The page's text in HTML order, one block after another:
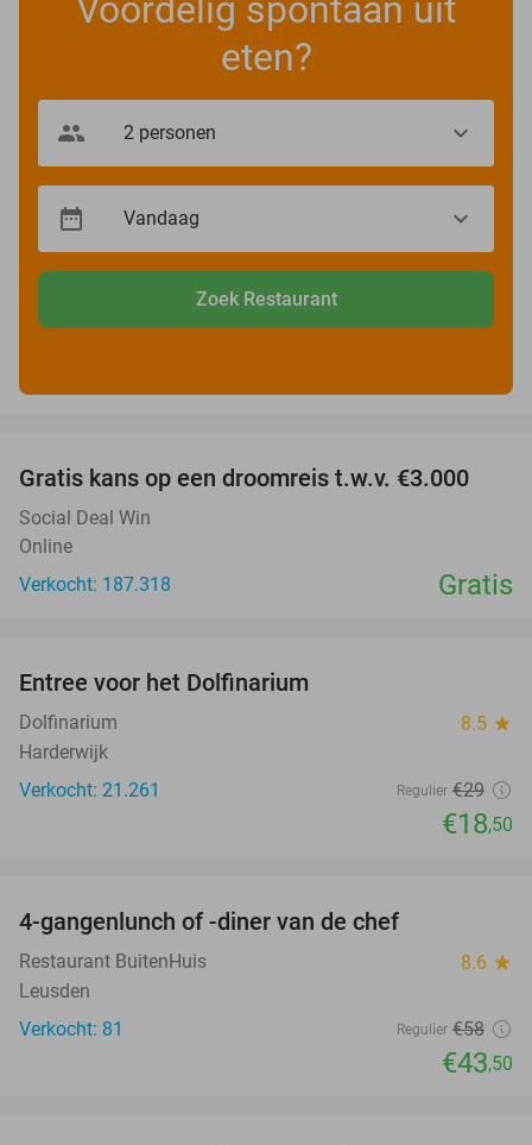
Voordelig spontaan uit
eten?
Zoek Restaurant
Gratis kans op een droomreis t.w.v. €3.000
Social Deal Win
Online
Verkocht: 187.318
Gratis
Entree voor het Dolfinarium
Dolfinarium 8.5 star
Harderwijk
Verkocht: 21.261
Regulier €29
€18,50
4-gangenlunch of -diner van de chef
Restaurant BuitenHuis 8.6 star
Leusden
Verkocht: 81
Regulier €58
€43,50